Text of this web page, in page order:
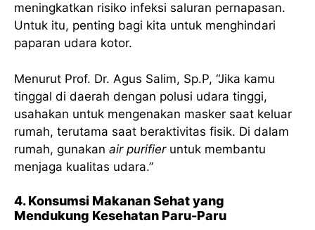
meningkatkan risiko infeksi saluran pernapasan.
Untuk itu, penting bagi kita untuk menghindari
paparan udara kotor.
Menurut Prof. Dr. Agus Salim, Sp.P, “Jika kamu
tinggal di daerah dengan polusi udara tinggi,
usahakan untuk mengenakan masker saat keluar
rumah, terutama saat beraktivitas fisik. Di dalam
rumah, gunakan air purifieruntuk membantu
menjaga kualitas udara.”
4. Konsumsi Makanan Sehat yang
Mendukung Kesehatan Paru-Paru